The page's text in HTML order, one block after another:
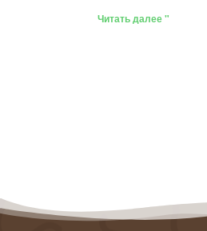
Читать далее "